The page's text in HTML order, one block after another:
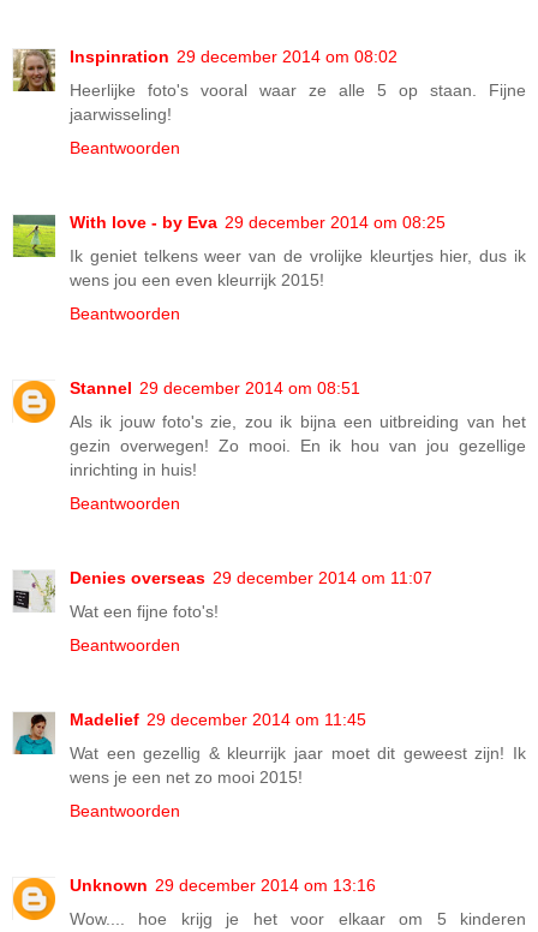
Inspinration 29 december 2014 om 08:02
Heerlijke foto's vooral waar ze alle 5 op staan. Fijne
jaarwisseling!
Beantwoorden
With love - by Eva 29 december 2014 om 08:25
Ik geniet telkens weer van de vrolijke kleurtjes hier, dus ik
wens jou een even kleurrijk 2015!
Beantwoorden
Stannel 29 december 2014 om 08:51
Als ik jouw foto's zie, zou ik bijna een uitbreiding van het
gezin overwegen! Zo mooi. En ik hou van jou gezellige
inrichting in huis!
Beantwoorden
Denies overseas 29 december 2014 om 11:07
Wat een fijne foto's!
Beantwoorden
Madelief 29 december 2014 om 11:45
Wat een gezellig & kleurrijk jaar moet dit geweest zijn! Ik
wens je een net zo mooi 2015!
Beantwoorden
Unknown 29 december 2014 om 13:16
Wow.... hoe krijg je het voor elkaar om 5 kinderen